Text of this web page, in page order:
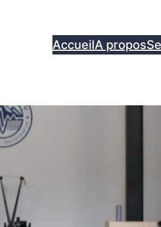
AccueilA propos